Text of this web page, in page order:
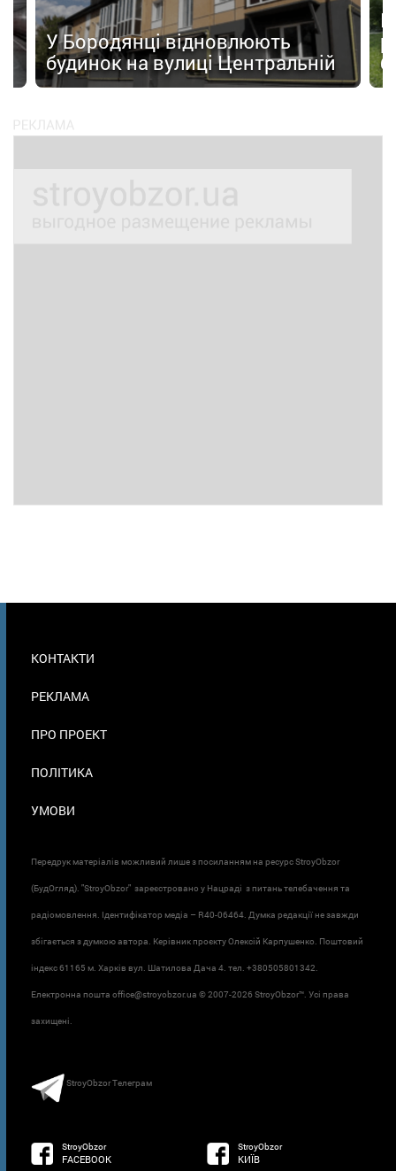
У Бородянці відновлюють
будинок на вулиці Центральній
В
КОНТАКТИ
РЕКЛАМА
ПРО ПРОЕКТ
ПОЛІТИКА
УМОВИ
Передрук матеріалів можливий лише з посиланням на ресурс StroyObzor
(БудОгляд). "StroyObzor" зареєстровано у Нацраді з питань телебачення та
радіомовлення. Ідентифікатор медіа – R40-06464. Думка редакції не завжди
збігається з думкою автора. Керівник проєкту Олексій Карпушенко. Поштовий
індекс 61165 м. Харків вул. Шатилова Дача 4. тел. +380505801342.
Електронна пошта office@stroyobzor.ua © 2007-2026 StroyObzor™. Усі права
захищені.
StroyObzor Телеграм
StroyObzor
FACEBOOK
StroyObzor
КИЇВ